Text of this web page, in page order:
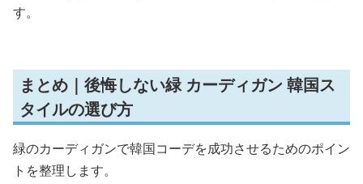
す。
まとめ｜後悔しない緑 カーディガン 韓国ス
タイルの選び方
緑のカーディガンで韓国コーデを成功させるためのポイン
トを整理します。